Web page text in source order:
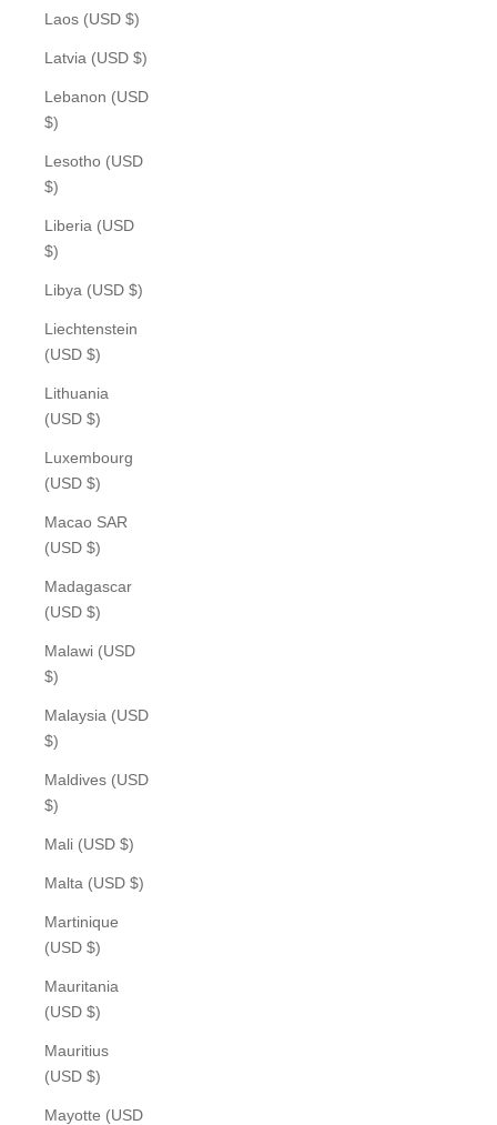
Laos (USD $)
Latvia (USD $)
Lebanon (USD
$)
Lesotho (USD
$)
Liberia (USD
$)
Libya (USD $)
Liechtenstein
(USD $)
Lithuania
(USD $)
Luxembourg
(USD $)
Macao SAR
(USD $)
Madagascar
(USD $)
Malawi (USD
$)
Malaysia (USD
$)
Maldives (USD
$)
Mali (USD $)
Malta (USD $)
Martinique
(USD $)
Mauritania
(USD $)
Mauritius
(USD $)
Mayotte (USD